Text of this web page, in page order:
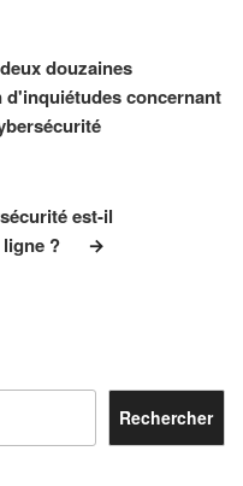
douzaines
d'inquiétudes concernant
est-il
?
Rechercher